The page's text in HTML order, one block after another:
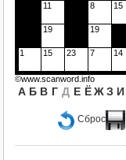
Сброс
11 8 15
19 19
1 15 23 7 14
А Б В Г Д Е Ё Ж З И
©www.scanword.info